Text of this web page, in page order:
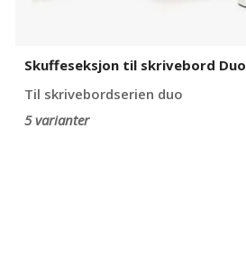
Skuffeseksjon til skrivebord Duo
Til skrivebordserien duo
5 varianter